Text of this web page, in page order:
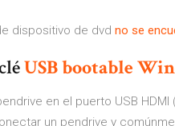
dispositivo de dvd no se
USBbootable
en el puerto USB
un pendrive y